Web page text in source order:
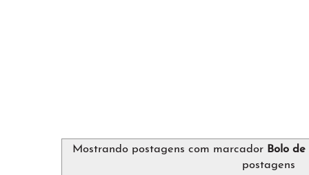
Mostrando postagens com marcador Bolo
postagens